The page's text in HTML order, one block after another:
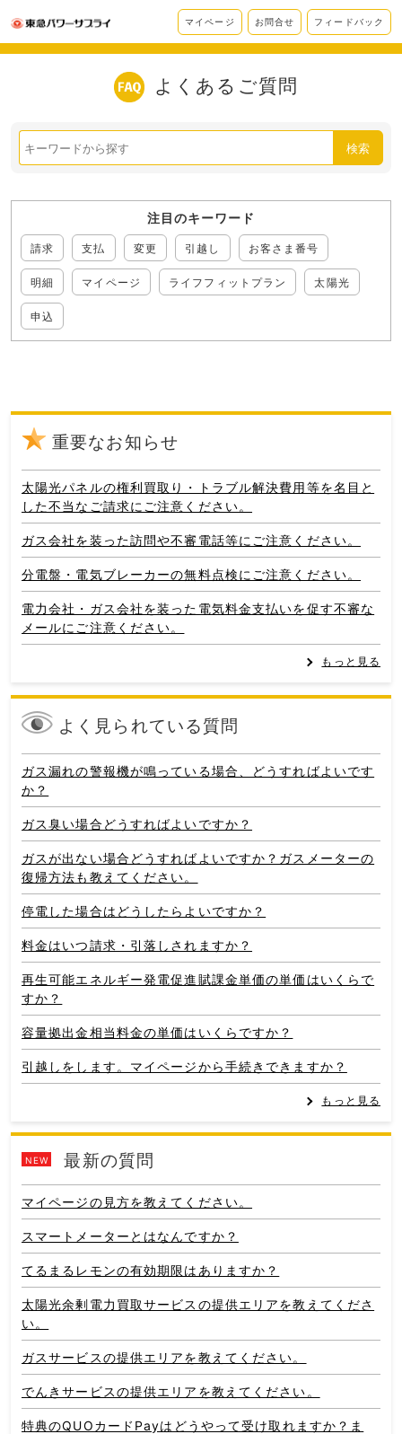
マイページ お問合せ フィードバック
よくあるご質問
検索
注目のキーワード
請求 支払 変更 引越し お客さま番号
明細 マイページ ライフフィットプラン 太陽光
申込
重要なお知らせ
太陽光パネルの権利買取り・トラブル解決費用等を名目と
した不当なご請求にご注意ください。
ガス会社を装った訪問や不審電話等にご注意ください。
分電盤・電気ブレーカーの無料点検にご注意ください。
電力会社・ガス会社を装った電気料金支払いを促す不審な
メールにご注意ください。
もっと見る
よく見られている質問
ガス漏れの警報機が鳴っている場合、どうすればよいです
か？
ガス臭い場合どうすればよいですか？
ガスが出ない場合どうすればよいですか？ガスメーターの
復帰方法も教えてください。
停電した場合はどうしたらよいですか？
料金はいつ請求・引落しされますか？
再生可能エネルギー発電促進賦課金単価の単価はいくらで
すか？
容量拠出金相当料金の単価はいくらですか？
引越しをします。マイページから手続きできますか？
もっと見る
NEW 最新の質問
マイページの見方を教えてください。
スマートメーターとはなんですか？
てるまるレモンの有効期限はありますか？
太陽光余剰電力買取サービスの提供エリアを教えてくださ
い。
ガスサービスの提供エリアを教えてください。
でんきサービスの提供エリアを教えてください。
特典のQUOカードPayはどうやって受け取れますか？ま